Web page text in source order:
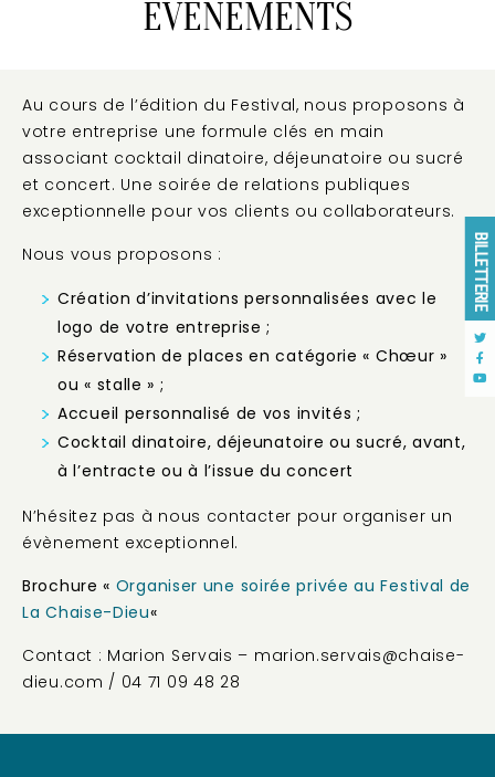
BILLETTERIE
ÉVÈNEMENTS
Au cours de l’édition du Festival, nous proposons à
votre entreprise une formule clés en main
associant cocktail dinatoire, déjeunatoire ou sucré
et concert. Une soirée de relations publiques
exceptionnelle pour vos clients ou collaborateurs.
Nous vous proposons :
Création d’invitations personnalisées avec le
logo de votre entreprise ;
Réservation de places en catégorie « Chœur »
ou « stalle » ;
Accueil personnalisé de vos invités ;
Cocktail dinatoire, déjeunatoire ou sucré, avant,
à l’entracte ou à l’issue du concert
N’hésitez pas à nous contacter pour organiser un
évènement exceptionnel.
Brochure « Organiser une soirée privée au Festival de
La Chaise-Dieu«
Contact : Marion Servais – marion.servais@chaise-
dieu.com / 04 71 09 48 28